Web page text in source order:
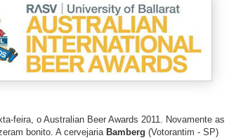
feira, o Australian Beer Awards 2011. Novamente as
bonito. A cervejaria Bamberg (Votorantim - SP)